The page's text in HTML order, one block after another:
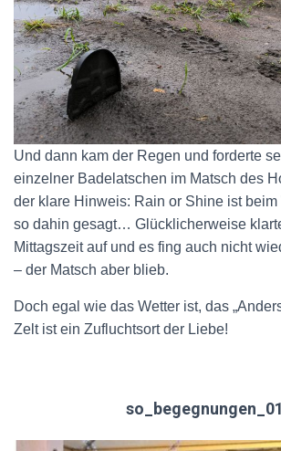
Und dann kam der Regen und forderte
einzelner Badelatschen im Matsch des
der klare Hinweis: Rain or Shine ist beim
so dahin gesagt… Glücklicherweise
Mittagszeit auf und es fing auch nicht
– der Matsch aber blieb.
Doch egal wie das Wetter ist, das
Zelt ist ein Zufluchtsort der Liebe!
so_begegnungen_01